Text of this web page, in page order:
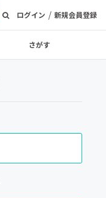
ログイン / 新規会員登録
さがす